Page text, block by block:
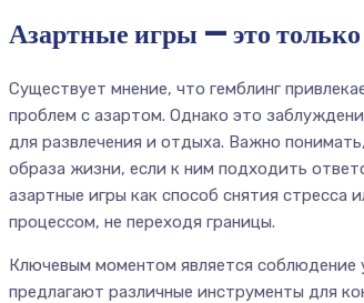
Азартные игры — это
Существует мнение, что гемблинг
проблем с азартом. Однако это
для развлечения и отдыха. Важно
образа жизни, если к ним подходить
азартные игры как способ снятия стресса
процессом, не переходя границы.
Ключевым моментом является
предлагают различные инструменты для